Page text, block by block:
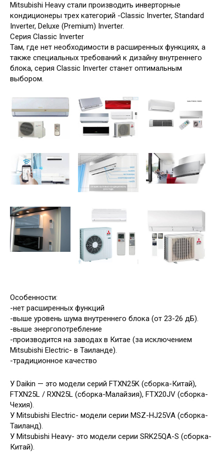
Mitsubishi Heavy стали производить инверторные
кондиционеры трех категорий -Classic Inverter, Standard
Inverter, Deluxe (Premium) Inverter.
Серия Classic Inverter
Там, где нет необходимости в расширенных функциях, а
также специальных требований к дизайну внутреннего
блока, серия Classic Inverter станет оптимальным
выбором.
Особенности:
-нет расширенных функций
-выше уровень шума внутреннего блока (от 23-26 дБ).
-выше энергопотребление
-производится на заводах в Китае (за исключением
Mitsubishi Electric- в Таиланде).
-традиционное качество
У Daikin — это модели серий FTXN25K (сборка-Китай),
FTXN25L / RXN25L (сборка-Малайзия), FTX20JV (сборка-
Чехия).
У Mitsubishi Electric- модели серии MSZ-HJ25VA (сборка-
Таиланд).
У Mitsubishi Heavy- это модели серии SRK25QA-S (сборка-
Китай).